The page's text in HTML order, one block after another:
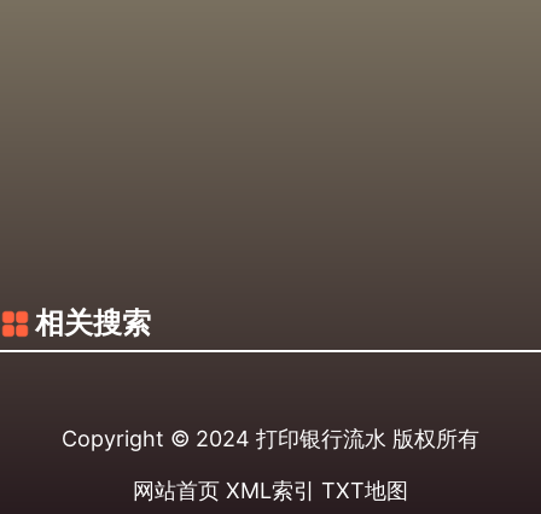
相关搜索
Copyright © 2024 打印银行流水 版权所有
网站首页 XML索引 TXT地图